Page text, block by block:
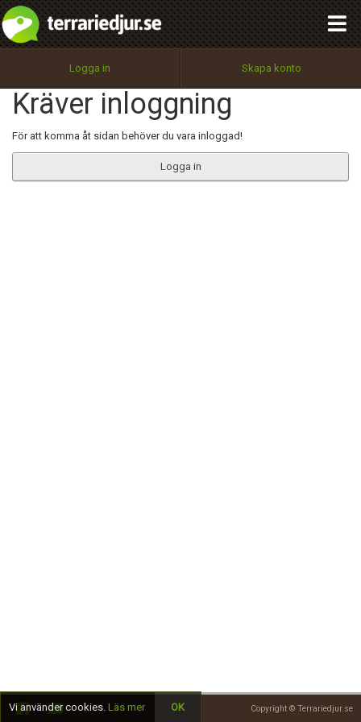
Logga in Skapa konto
Kräver inloggning
För att komma åt sidan behöver du vara inloggad!
Logga in
Copyright © Terrariedjur.se
Utför
100%
OK
integritetspolicy
Namn:
Epost:
Begär nytt lösenord
Tillbaka till förstasidan
Vi använder cookies. Läs mer OK